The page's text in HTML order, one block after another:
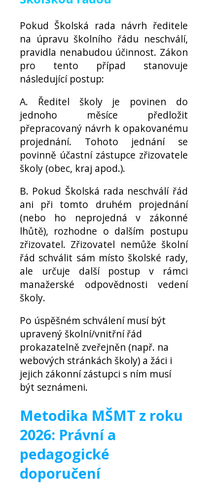
Pokud Školská rada návrh ředitele
na úpravu školního řádu neschválí,
pravidla nenabudou účinnost. Zákon
pro tento případ stanovuje
následující postup:
A. Ředitel školy je povinen do
jednoho měsíce předložit
přepracovaný návrh k opakovanému
projednání. Tohoto jednání se
povinně účastní zástupce zřizovatele
školy (obec, kraj apod.).
B. Pokud Školská rada neschválí řád
ani při tomto druhém projednání
(nebo ho neprojedná v zákonné
lhůtě), rozhodne o dalším postupu
zřizovatel. Zřizovatel nemůže školní
řád schválit sám místo školské rady,
ale určuje další postup v rámci
manažerské odpovědnosti vedení
školy.
Po úspěšném schválení musí být
upravený školní/vnitřní řád
prokazatelně zveřejněn (např. na
webových stránkách školy) a žáci i
jejich zákonní zástupci s ním musí
být seznámeni.
Metodika MŠMT z roku
2026: Právní a
pedagogické
doporučení